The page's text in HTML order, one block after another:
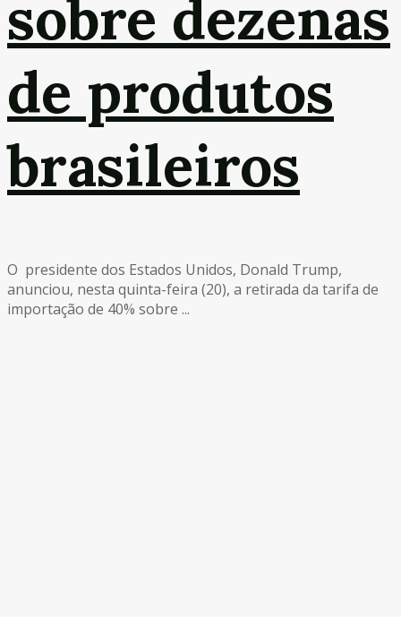
sobre dezenas
de produtos
brasileiros
O presidente dos Estados Unidos, Donald Trump,
anunciou, nesta quinta-feira (20), a retirada da tarifa de
importação de 40% sobre ...